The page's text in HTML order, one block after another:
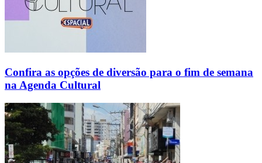
Confira as opções de diversão para o fim de semana
na Agenda Cultural